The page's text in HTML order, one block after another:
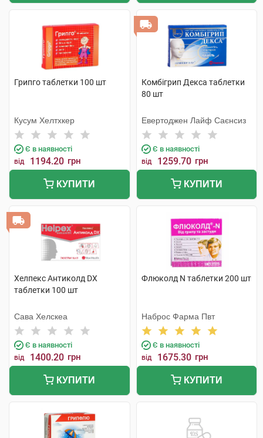
Грипго таблетки 100 шт
Кусум Хелтхкер
Є в наявності
від 1194.20 грн
КУПИТИ
Комбігрип Декса таблетки
80 шт
Евертоджен Лайф Саєнсиз
Є в наявності
від 1259.70 грн
КУПИТИ
Хелпекс Антиколд DX
таблетки 100 шт
Сава Хелскеа
Є в наявності
від 1400.20 грн
КУПИТИ
Флюколд N таблетки 200 шт
Наброс Фарма Пвт
Є в наявності
від 1675.30 грн
КУПИТИ